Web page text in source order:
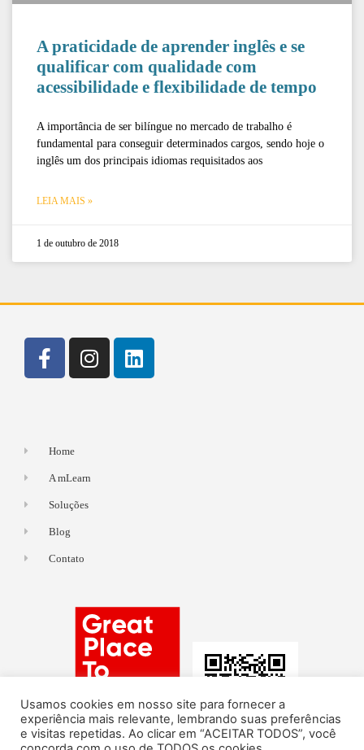
A praticidade de aprender inglês e se
qualificar com qualidade com
acessibilidade e flexibilidade de tempo
A importância de ser bilíngue no mercado de trabalho é
fundamental para conseguir determinados cargos, sendo hoje o
inglês um dos principais idiomas requisitados aos
LEIA MAIS »
1 de outubro de 2018
Home
A mLearn
Soluções
Blog
Contato
Usamos cookies em nosso site para fornecer a
experiência mais relevante, lembrando suas preferências
e visitas repetidas. Ao clicar em “ACEITAR TODOS”, você